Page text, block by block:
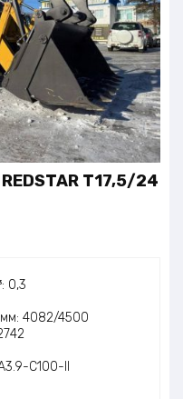
T17,5/24
0,3
мм: 4082/4500
C100-II